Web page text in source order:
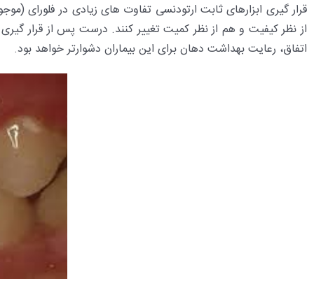
قرار گیری ابزارهای ثابت ارتودنسی تفاوت های زیادی در
از نظر کیفیت و هم از نظر کمیت تغییر کنند. درست پس از قرار
اتفاق، رعایت بهداشت دهان برای این بیماران دشوارتر خواهد بود.